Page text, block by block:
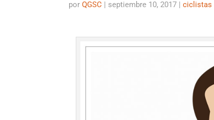
porQGSC | septiembre 10, 2017 |ciclistas